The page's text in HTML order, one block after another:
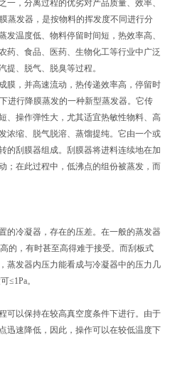
，分离过程的优劣对产品质量、效率、
蒸发器，是按物料的挥发度不同进行分
发温度低、物料停留时间短，热效率高、
药、食品、医药、生物化工等行业中广泛
提、脱气、脱臭等过程。
膜，并高速流动，热传递效率高，停留时
进行降膜蒸发的一种新型蒸发器。它传
、操作弹性大，尤其适宜热敏性物料、高
浓缩、脱气脱溶、蒸馏提纯。它由一个或
的刮膜器组成。刮膜器将进料连续地在加
；在此过程中，低沸点的组份被蒸发，而
冷凝器，存在的压差。在一般的蒸发器
的，有时甚至高得难于接受。而刮板式
蒸发器内压力能看成与冷凝器中的压力几
≤1Pa。
以保持在较高真空度条件下进行。由于
迅速降低，因此，操作可以在较低温度下